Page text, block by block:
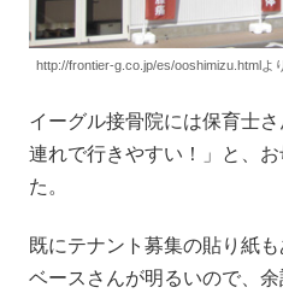
http://frontier-g.co.jp/es/ooshimizu.htmlよ
イーグル接骨院には保育士
連れで行きやすい！」と、
た。
既にテナント募集の貼り紙
ベースさんが明るいので、